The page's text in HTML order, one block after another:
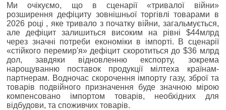
Ми очікуємо, що в сценарії «тривалої війни»
розширення дефіциту зовнішньої торгівлі товарами в
2026 році , яке тривало з початку війни, загальмується,
але дефіцит залишиться високим на рівні $44млрд
через значні потреби економіки в імпорті. В сценарії
«стійкого перемир'я» дефіцит скоротиться до $36 млрд
дол, завдяки відновленню експорту, зокрема
нарощуванню поставок продукції мілтеха країнам-
партнерам. Водночас скорочення імпорту газу, зброї та
товарів подвійного призначення буде значною мірою
компенсовано імпортом товарів, необхідних для
відбудови, та споживчих товарів.